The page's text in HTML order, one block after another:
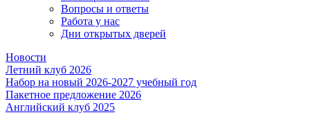
Вопросы и ответы
Работа у нас
Дни открытых дверей
Новости
Летний клуб 2026
Набор на новый 2026-2027 учебный год
Пакетное предложение 2026
Английский клуб 2025